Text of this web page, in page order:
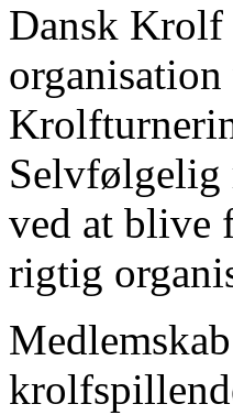
Dansk Krolf
Selvfølgelig
ved at blive
rigtig